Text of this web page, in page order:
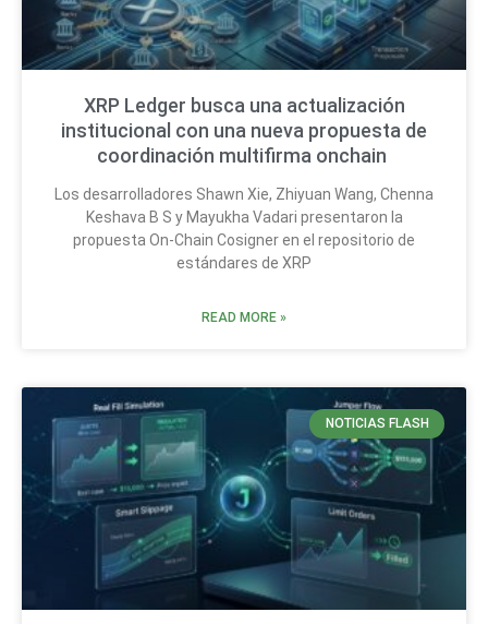
XRP Ledger busca una actualización
institucional con una nueva propuesta de
coordinación multifirma onchain
Los desarrolladores Shawn Xie, Zhiyuan Wang, Chenna
Keshava B S y Mayukha Vadari presentaron la
propuesta On-Chain Cosigner en el repositorio de
estándares de XRP
READ MORE »
NOTICIAS FLASH